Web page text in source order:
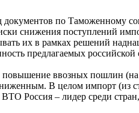
по Таможенному
снижения поступлений
их в рамках решений
предлагаемых
повышение ввозных пошлин
В целом импорт (из
Россия – лидер среди